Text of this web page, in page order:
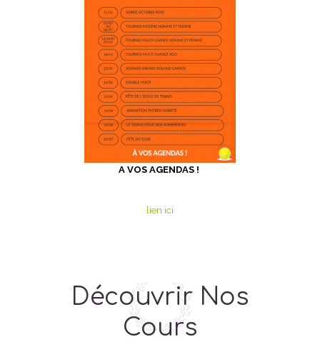
A VOS AGENDAS !
lien ici
Découvrir Nos
Cours